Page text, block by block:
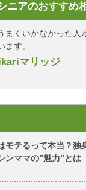
ニアのおすすめ
まくいかなかった人
す。
マリッジ
モテるって本当？独
ンママの”魅力”とは